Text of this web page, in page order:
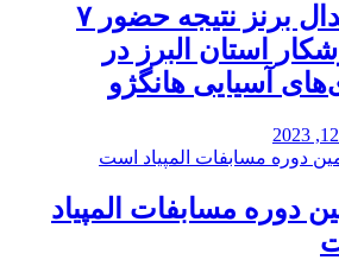
۲ مدال برنز نتیجه حضور ۷
استان البرز در
آسیایی هانگژو
دوره مسابفات المپیاد